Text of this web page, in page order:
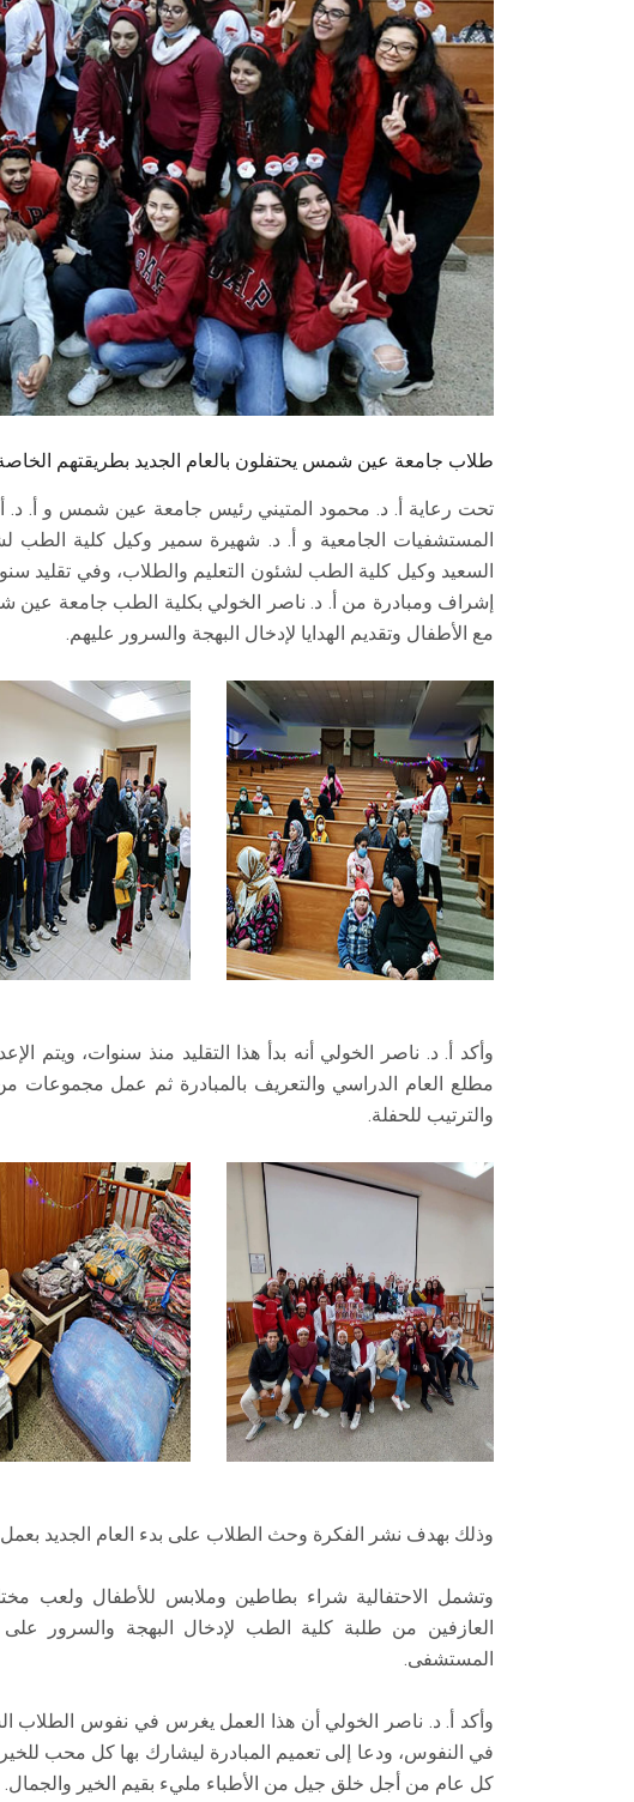
طلاب جامعة عين شمس يحتفلون بالعام الجديد بطريقتهم
تحت رعاية أ. د. محمود المتيني رئيس جامعة عين شمس و أ.
المستشفيات الجامعية و أ. د. شهيرة سمير وكيل كلية الطب
السعيد وكيل كلية الطب لشئون التعليم والطلاب، وفي
إشراف ومبادرة من أ. د. ناصر الخولي بكلية الطب جامعة عين
مع الأطفال وتقديم الهدايا لإدخال البهجة والسرور عليهم.
وأكد أ. د. ناصر الخولي أنه بدأ هذا التقليد منذ سنوات، ويتم
مطلع العام الدراسي والتعريف بالمبادرة ثم عمل مجموعات من
والترتيب للحفلة.
وذلك بهدف نشر الفكرة وحث الطلاب على بدء العام الجديد
وتشمل الاحتفالية شراء بطاطين وملابس للأطفال ولعب
العازفين من طلبة كلية الطب لإدخال البهجة والسرور
المستشفى.
وأكد أ. د. ناصر الخولي أن هذا العمل يغرس في نفوس الطلاب
في النفوس، ودعا إلى تعميم المبادرة ليشارك بها كل محب للخير
كل عام من أجل خلق جيل من الأطباء مليء بقيم الخير والجمال.